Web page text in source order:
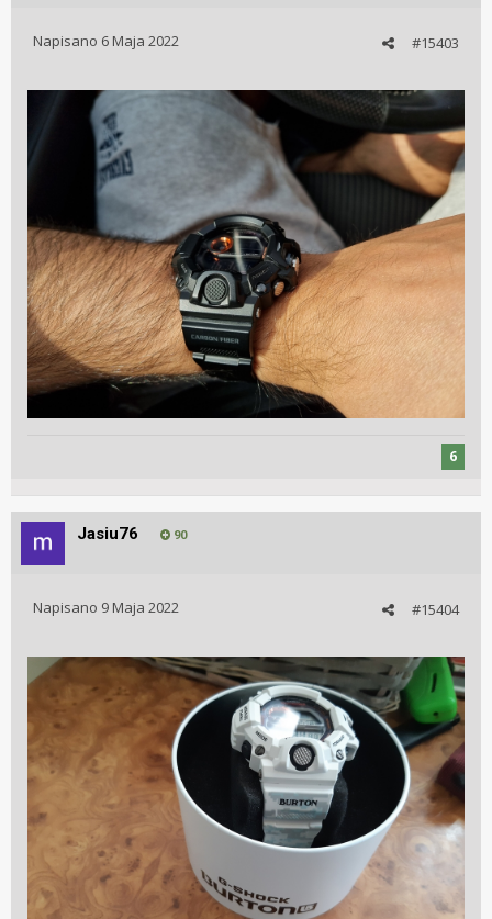
#15403
Napisano 6 Maja 2022
6
Jasiu76 90
#15404
Napisano 9 Maja 2022